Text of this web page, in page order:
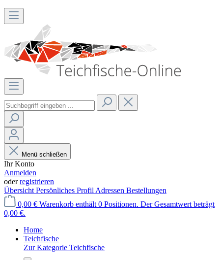
Menü schließen
Ihr Konto
Anmelden
oderregistrieren
Übersicht Persönliches Profil Adressen Bestellungen
0,00 € Warenkorb enthält 0 Positionen. Der Gesamtwert beträgt
0,00 €.
Home
Teichfische
Zur Kategorie Teichfische